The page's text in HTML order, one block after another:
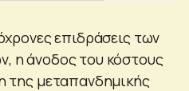
επιδράσεις των
η άνοδος του κόστους
της μεταπανδημικής